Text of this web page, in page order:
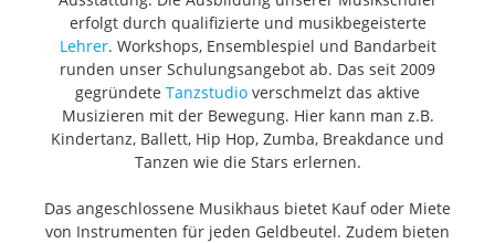
erfolgt durch qualifizierte und musikbegeisterte
Lehrer. Workshops, Ensemblespiel und Bandarbeit
runden unser Schulungsangebot ab. Das seit 2009
gegründete Tanzstudio verschmelzt das aktive
Musizieren mit der Bewegung. Hier kann man z.B.
Kindertanz, Ballett, Hip Hop, Zumba, Breakdance und
Tanzen wie die Stars erlernen.
Das angeschlossene Musikhaus bietet Kauf oder Miete
von Instrumenten für jeden Geldbeutel. Zudem bieten